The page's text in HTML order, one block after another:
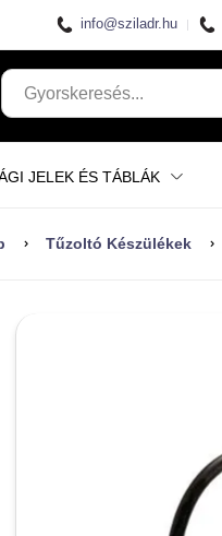
info@sziladr.hu
JELEK ÉS TÁBLÁK
Tűzoltó Készülékek